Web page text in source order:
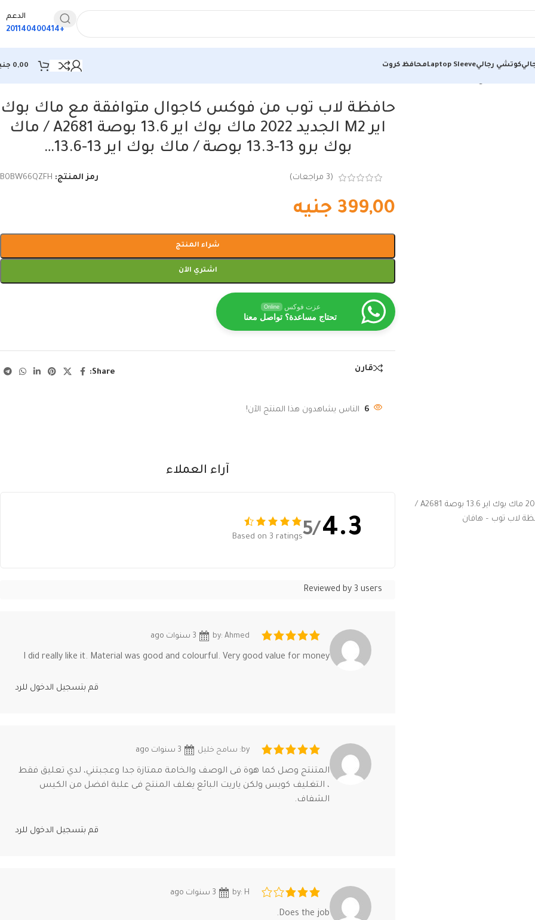
الدعم
+201140400414
كوتشي رجاليLaptop Sleeveمحافظ كروت 0,00
حافظة لاب توب من فوكس كاجوال متوافقة مع ماك بوك
اير M2 الجديد 2022 ماك بوك اير 13.6 بوصة A2681 / ماك
بوك برو 13-13.3 بوصة / ماك بوك اير 13-13.6…
(
3 مراجعات) رمز المنتج: B0BW66QZFH
399,00 جنيه
شراء المنتج
اشتري الآن
عزت فوكس Online
تحتاج مساعدة؟ تواصل معنا
قارن Share:
6 الناس يشاهدون هذا المنتج الآن!
حافظة لاب توب من فوكس كاجوال متوافقة مع ماك بوك اير M2 الجديد 2022 ماك بوك اير 13.6 بوصة A2681 /
آراء العملاء
4.3
/5
Based on 3 ratings
Reviewed by 3 users
by: Ahmed
I did really like it. Material was good and colourful. Very good value for money
قم بتسجيل الدخول للرد
by: سامح خليل
المتنتج وصل كما هوة فى الوصف والخامة ممتازة جدا وعجبتني، لدي تعليق فقط
، التغليف كويس ولكن ياريت البائع يغلف المنتج فى علبة افضل من الكيس
الشفاف.
قم بتسجيل الدخول للرد
by: H
Does the job.